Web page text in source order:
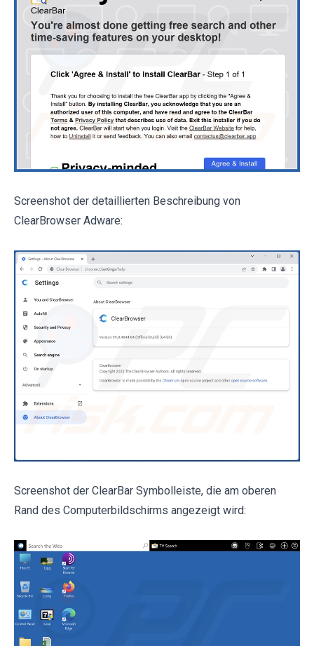
Screenshot der detaillierten Beschreibung von
ClearBrowser Adware:
Screenshot der ClearBar Symbolleiste, die am oberen
Rand des Computerbildschirms angezeigt wird: